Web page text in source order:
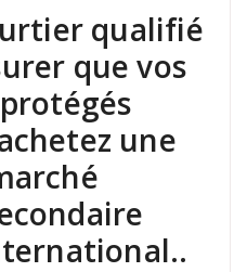
qualifié
que vos
une